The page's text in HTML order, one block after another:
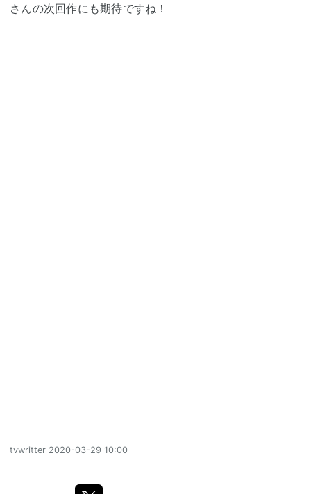
さんの次回作にも期待ですね！
tvwritter 2020-03-29 10:00